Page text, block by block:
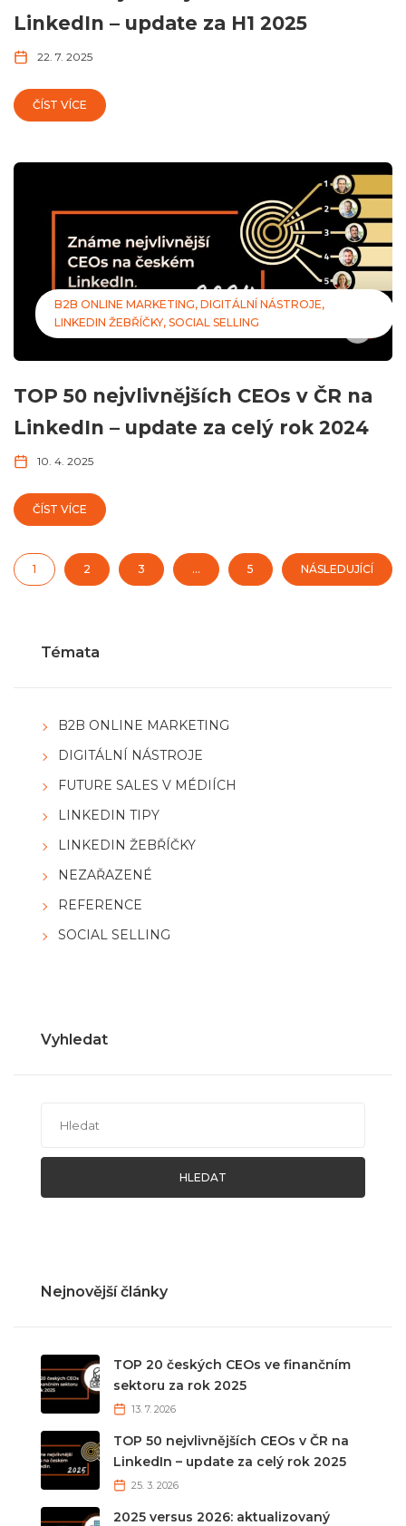
LinkedIn – update za H1 2025
22. 7. 2025
ČÍST VÍCE
B2B ONLINE MARKETING DIGITÁLNÍ NÁSTROJE
LINKEDIN ŽEBŘÍČKY SOCIAL SELLING
TOP 50 nejvlivnějších CEOs v ČR na
LinkedIn – update za celý rok 2024
10. 4. 2025
ČÍST VÍCE
1 2 3 … 5 NÁSLEDUJÍCÍ
Témata
B2B ONLINE MARKETING
DIGITÁLNÍ NÁSTROJE
FUTURE SALES V MÉDIÍCH
LINKEDIN TIPY
LINKEDIN ŽEBŘÍČKY
NEZAŘAZENÉ
REFERENCE
SOCIAL SELLING
Vyhledat
HLEDAT
Nejnovější články
TOP 20 českých CEOs ve finančním
sektoru za rok 2025
13. 7. 2026
TOP 50 nejvlivnějších CEOs v ČR na
LinkedIn – update za celý rok 2025
25. 3. 2026
2025 versus 2026: aktualizovaný